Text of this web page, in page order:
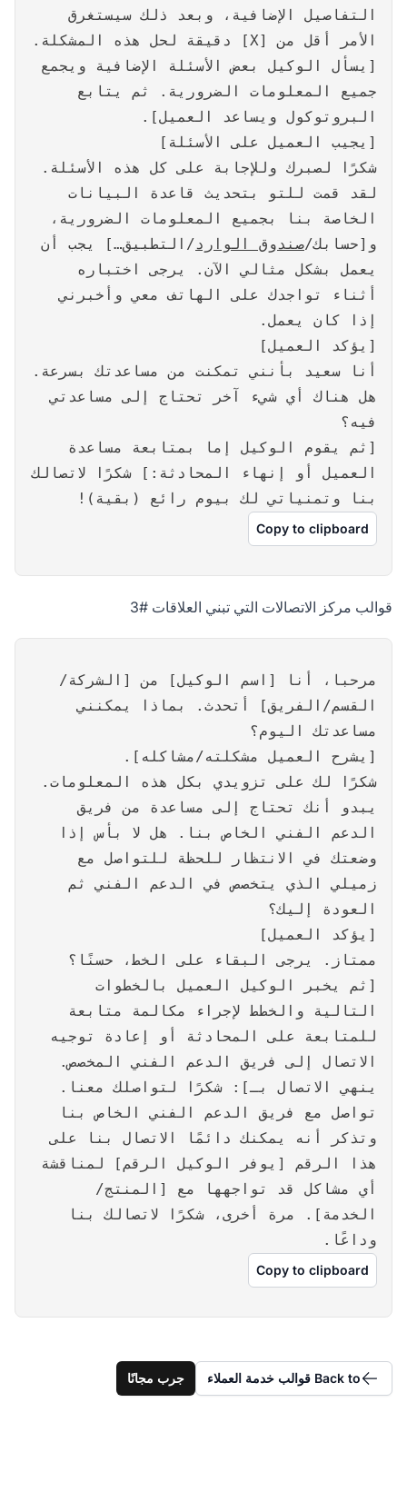
التفاصيل الإضافية، وبعد ذلك سيستغرق
الأمر أقل من [X] دقيقة لحل هذه المشكلة.
[يسأل الوكيل بعض الأسئلة الإضافية ويجمع
جميع المعلومات الضرورية. ثم يتابع
البروتوكول ويساعد العميل].
[يجيب العميل على الأسئلة]
شكرًا لصبرك وللإجابة على كل هذه الأسئلة.
لقد قمت للتو بتحديث قاعدة البيانات
الخاصة بنا بجميع المعلومات الضرورية،
و[حسابك/صندوق الوارد/التطبيق…] يجب أن
يعمل بشكل مثالي الآن. يرجى اختباره
أثناء تواجدك على الهاتف معي وأخبرني
إذا كان يعمل.
[يؤكد العميل]
أنا سعيد بأنني تمكنت من مساعدتك بسرعة.
هل هناك أي شيء آخر تحتاج إلى مساعدتي
فيه؟
[ثم يقوم الوكيل إما بمتابعة مساعدة
العميل أو إنهاء المحادثة:] شكرًا لاتصالك
بنا وتمنياتي لك بيوم رائع (بقية)!
Copy to clipboard
قوالب مركز الاتصالات التي تبني العلاقات #3
مرحبا، أنا [اسم الوكيل] من [الشركة/
القسم/الفريق] أتحدث. بماذا يمكنني
مساعدتك اليوم؟
[يشرح العميل مشكلته/مشاكله].
شكرًا لك على تزويدي بكل هذه المعلومات.
يبدو أنك تحتاج إلى مساعدة من فريق
الدعم الفني الخاص بنا. هل لا بأس إذا
وضعتك في الانتظار للحظة للتواصل مع
زميلي الذي يتخصص في الدعم الفني ثم
العودة إليك؟
[يؤكد العميل]
ممتاز. يرجى البقاء على الخط، حسنًا؟
[ثم يخبر الوكيل العميل بالخطوات
التالية والخطط لإجراء مكالمة متابعة
للمتابعة على المحادثة أو إعادة توجيه
الاتصال إلى فريق الدعم الفني المخصص.
ينهي الاتصال بـ]: شكرًا لتواصلك معنا.
تواصل مع فريق الدعم الفني الخاص بنا
وتذكر أنه يمكنك دائمًا الاتصال بنا على
هذا الرقم [يوفر الوكيل الرقم] لمناقشة
أي مشاكل قد تواجهها مع [المنتج/
الخدمة]. مرة أخرى، شكرًا لاتصالك بنا
وداعًا.
Copy to clipboard
Back to قوالب خدمة العملاء جرب مجانًا